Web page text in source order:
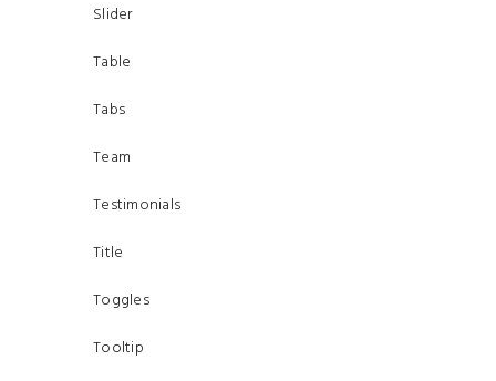
Slider
Table
Tabs
Team
Testimonials
Title
Toggles
Tooltip